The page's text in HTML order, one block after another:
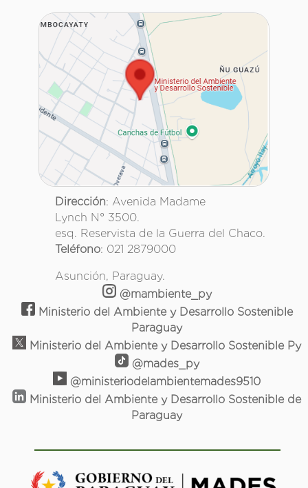
Dirección: Avenida Madame
Lynch N° 3500.
esq. Reservista de la Guerra del Chaco.
Teléfono: 021 2879000
Asunción, Paraguay.
@mambiente_py
Ministerio del Ambiente y Desarrollo Sostenible
Paraguay
Ministerio del Ambiente y Desarrollo Sostenible Py
@mades_py
@ministeriodelambientemades9510
Ministerio del Ambiente y Desarrollo Sostenible de
Paraguay